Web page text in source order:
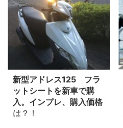
たち燃費はどうなのかと
記録していますので継続
して更新していければと
思います。 ※2018/7/31
更新 カタログ上の燃費は
「52.0 km/L」となって
います。 アドレス125
フラットシート 燃費
レポート ※給油時のメー
ターの写真を撮り、前回
新型アドレス125 フラ
ットシートを新車で購
入。インプレ、購入価格
は？！